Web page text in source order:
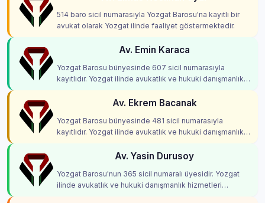
514 baro sicil numarasıyla Yozgat Barosu'na kayıtlı bir
avukat olarak Yozgat ilinde faaliyet göstermektedir.
Av. Emin Karaca
Yozgat Barosu bünyesinde 607 sicil numarasıyla
kayıtlıdır. Yozgat ilinde avukatlık ve hukuki danışmanlık
Av. Ekrem Bacanak
Yozgat Barosu bünyesinde 481 sicil numarasıyla
kayıtlıdır. Yozgat ilinde avukatlık ve hukuki danışmanlık
Av. Yasin Durusoy
Yozgat Barosu'nun 365 sicil numaralı üyesidir. Yozgat
ilinde avukatlık ve hukuki danışmanlık hizmetleri